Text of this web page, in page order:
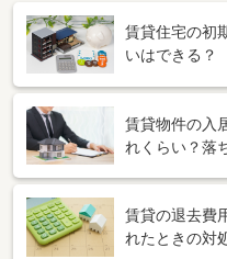
賃貸住宅の初
いはできる？
賃貸物件の入
れくらい？落
賃貸の退去費
れたときの対